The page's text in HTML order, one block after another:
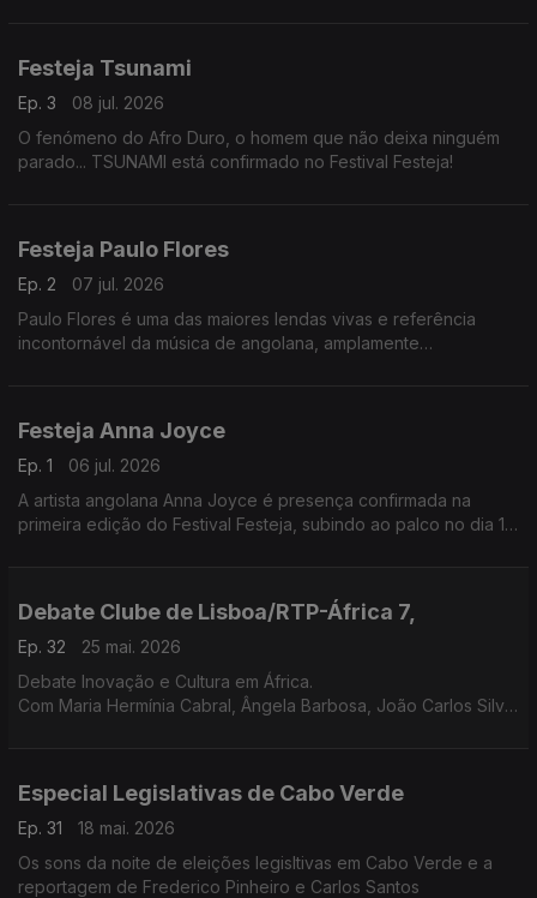
Festeja Tsunami
Ep. 3
08 jul. 2026
O fenómeno do Afro Duro, o homem que não deixa ninguém
parado... TSUNAMI está confirmado no Festival Festeja!
Festeja Paulo Flores
Ep. 2
07 jul. 2026
Paulo Flores é uma das maiores lendas vivas e referência
incontornável da música de angolana, amplamente
Festeja Anna Joyce
Ep. 1
06 jul. 2026
A artista angolana Anna Joyce é presença confirmada na
primeira edição do Festival Festeja, subindo ao palco no dia 17
Debate Clube de Lisboa/RTP-África 7,
Ep. 32
25 mai. 2026
Debate Inovação e Cultura em África.
Com Maria Hermínia Cabral, Ângela Barbosa, João Carlos Silva,
Especial Legislativas de Cabo Verde
Ep. 31
18 mai. 2026
Os sons da noite de eleições legisltivas em Cabo Verde e a
reportagem de Frederico Pinheiro e Carlos Santos